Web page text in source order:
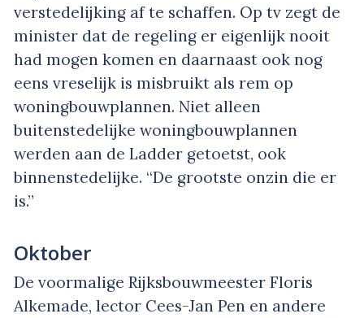
verstedelijking af te schaffen. Op tv zegt de
minister dat de regeling er eigenlijk nooit
had mogen komen en daarnaast ook nog
eens vreselijk is misbruikt als rem op
woningbouwplannen. Niet alleen
buitenstedelijke woningbouwplannen
werden aan de Ladder getoetst, ook
binnenstedelijke. “De grootste onzin die er
is.”
Oktober
De voormalige Rijksbouwmeester Floris
Alkemade, lector Cees-Jan Pen en andere